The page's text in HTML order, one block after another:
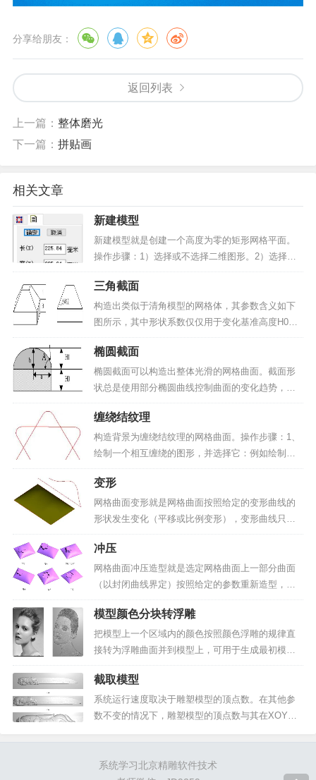
分享给朋友：
返回列表
上一篇： 整体磨光
下一篇： 拼贴画
相关文章
新建模型
新建模型就是创建一个高度为零的矩形网格平面。
操作步骤：1）选择或不选择二维图形。2）选择菜
单命令“模型--新建模型”，设置参数，输入完参数后
按确定即可完成模型的创建。如果选择菜单命令前
选择了二维图形，系统自动把二维图形包围盒的长
宽值设置于对...
三角截面
构造出类似于清角模型的网格体，其参数含义如下
图所示，其中形状系数仅仅用于变化基准高度H0以
上的部分，如图1所示。▲图1 三角截面三角截面的
形状主要是通过倾斜角度A和三角高度控制的，倾斜
角度是侧面与底平面之间的夹角，用角度表示。系
统提供了五种...
椭圆截面
椭圆截面可以构造出整体光滑的网格曲面。截面形
状总是使用部分椭圆曲线控制曲面的变化趋势，截
断的这部分椭圆端点的切线与水平线的夹角就是侧
面角度A。其中形状系数S仅仅用于变化基准高度H0
以上的部分，如图1所示。▲图1椭圆截面形状主要
是通过倾斜角度...
缠绕结纹理
构造背景为缠绕结纹理的网格曲面。操作步骤：1、
绘制一个相互缠绕的图形，并选择它：例如绘制如
图 1 所示的一个图形。▲图 12、点击精雕软件“艺术
曲面” 里的“纹理曲面”菜单命令，弹出“构造纹理曲面”
对话框，设置纹理类型。选择纹理类型为“缠绕...
变形
网格曲面变形就是网格曲面按照给定的变形曲线的
形状发生变化（平移或比例变形），变形曲线只能
是一条，如果选择多个网格曲面进行变形，那么这
些网格曲面都是按照同一种规律变形。如图 1 和 2
所示。▲图 1 原始网格曲面▲图 2 平移变形操作步
骤：...
冲压
网格曲面冲压造型就是选定网格曲面上一部分曲面
（以封闭曲线界定）按照给定的参数重新造型，利
用此功能可以在网格曲面上构造诸如凸台、凹槽、
锥台等造型，并且可以方便地构造与网格曲面上选
定地这部分曲面地最低点、最高点或者最低点和最
高点的中心点，如图...
模型颜色分块转浮雕
把模型上一个区域内的颜色按照颜色浮雕的规律直
接转为浮雕曲面并到模型上，可用于生成最初模型
或给模型贴纹理，如图1所示。▲图 1 模型颜色分块
转浮雕操作步骤：1）使用位图转浮雕命令，生成一
高度为零的模型。2）使用“加载模型颜色”命令把原
位图套色...
截取模型
系统运行速度取决于雕塑模型的顶点数。在其他参
数不变的情况下，雕塑模型的顶点数与其在XOY平
以达到减少模型顶点数和提高系统运行速度的目
系统学习北京精雕软件技术